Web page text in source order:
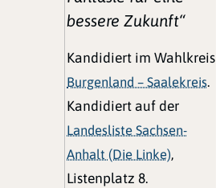
bessere Zukunft“
Kandidiert im Wahlkreis
Burgenland – Saalekreis.
Kandidiert auf der
Landesliste Sachsen-
Anhalt (Die Linke),
Listenplatz 8.